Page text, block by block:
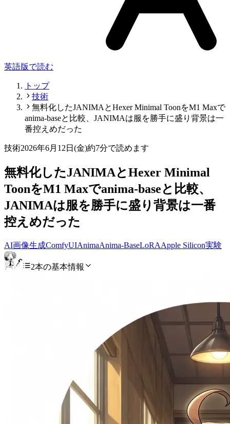
英語版で読む
トップ
技術
無料化したJANIMAとHexer Minimal ToonをM1 Maxで
anima-baseと比較、JANIMAは服を勝手に盛り背景は一
番控えめだった
技術2026年6月12日(金)約7分で読めます
無料化したJANIMAとHexer Minimal
ToonをM1 Maxでanima-baseと比較、
JANIMAは服を勝手に盛り背景は一番
控えめだった
AI画像生成ComfyUIAnimaAnima-BaseLoRAApple Silicon実験
2本の基本情報